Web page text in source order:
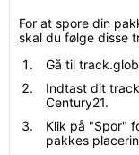
For at spore din
skal du følge disse
Gå til
Indtast dit
Century21.
Klik på "Spor"
pakkes